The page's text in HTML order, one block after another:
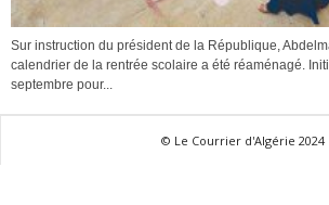
Sur instruction du président de la République,
calendrier de la rentrée scolaire a été réaménagé.
septembre pour...
© Le Courrier d'Algérie 2024